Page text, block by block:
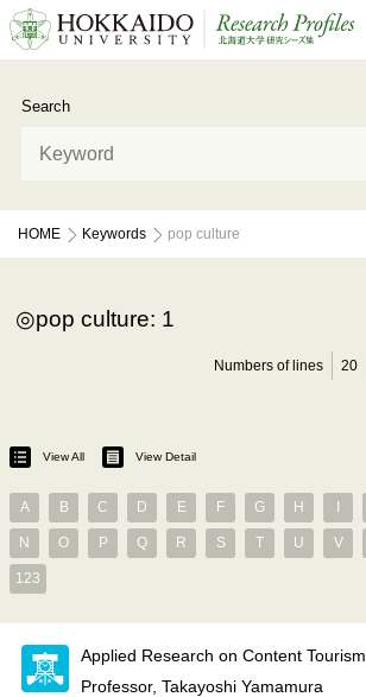
Search
HOME Keywords pop culture
pop culture: 1
Numbers of lines 20
View All View Detail
A B C D E F G H
N O P Q R S T U V
123
Applied Research on Content Tourism
Professor, Takayoshi Yamamura